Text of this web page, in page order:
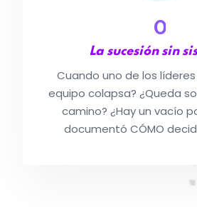
0
La sucesión sin
Cuando uno de los
equipo colapsa? ¿Queda
camino? ¿Hay un vacío
documentó CÓMO